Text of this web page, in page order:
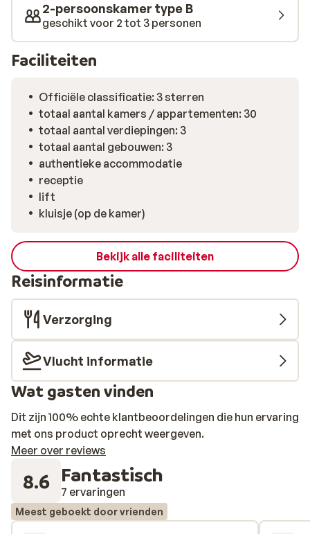
2-persoonskamer type B
geschikt voor 2 tot 3 personen
Faciliteiten
Officiële classificatie: 3 sterren
totaal aantal kamers / appartementen: 30
totaal aantal verdiepingen: 3
totaal aantal gebouwen: 3
authentieke accommodatie
receptie
lift
kluisje (op de kamer)
Bekijk alle faciliteiten
Reisinformatie
Verzorging
Vlucht informatie
Wat gasten vinden
Dit zijn 100% echte klantbeoordelingen die hun ervaring
met ons product oprecht weergeven.
Meer over reviews
8.6 Fantastisch
7 ervaringen
Meest geboekt door vrienden